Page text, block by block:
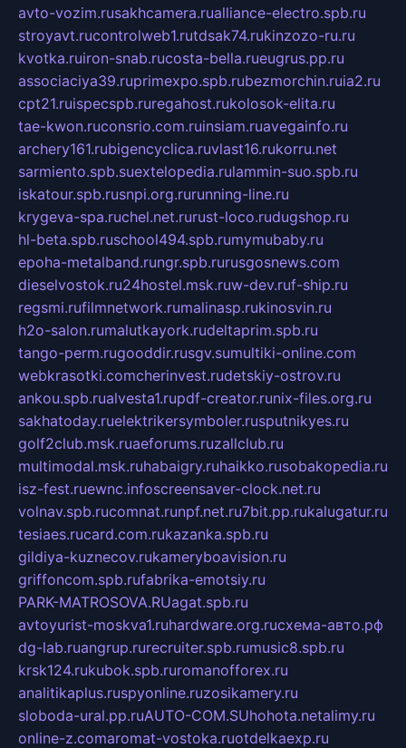
avto-vozim.rusakhcamera.rualliance-electro.spb.ru
stroyavt.rucontrolweb1.rutdsak74.rukinzozo-ru.ru
kvotka.ruiron-snab.rucosta-bella.rueugrus.pp.ru
associaciya39.ruprimexpo.spb.rubezmorchin.ruia2.ru
cpt21.ruispecspb.ruregahost.rukolosok-elita.ru
tae-kwon.ruconsrio.com.ruinsiam.ruavegainfo.ru
archery161.rubigencyclica.ruvlast16.rukorru.net
sarmiento.spb.suextelopedia.rulammin-suo.spb.ru
iskatour.spb.rusnpi.org.rurunning-line.ru
krygeva-spa.ruchel.net.rurust-loco.rudugshop.ru
hl-beta.spb.ruschool494.spb.rumymubaby.ru
epoha-metalband.rungr.spb.rurusgosnews.com
dieselvostok.ru24hostel.msk.ruw-dev.ruf-ship.ru
regsmi.rufilmnetwork.rumalinasp.rukinosvin.ru
h2o-salon.rumalutkayork.rudeltaprim.spb.ru
tango-perm.rugooddir.rusgv.sumultiki-online.com
webkrasotki.comcherinvest.rudetskiy-ostrov.ru
ankou.spb.rualvesta1.rupdf-creator.runix-files.org.ru
sakhatoday.ruelektrikersymboler.rusputnikyes.ru
golf2club.msk.ruaeforums.ruzallclub.ru
multimodal.msk.ruhabaigry.ruhaikko.rusobakopedia.ru
isz-fest.ruewnc.infoscreensaver-clock.net.ru
volnav.spb.rucomnat.runpf.net.ru7bit.pp.rukalugatur.ru
tesiaes.rucard.com.rukazanka.spb.ru
gildiya-kuznecov.rukameryboavision.ru
griffoncom.spb.rufabrika-emotsiy.ru
PARK-MATROSOVA.RUagat.spb.ru
avtoyurist-moskva1.ruhardware.org.ruсхема-авто.рф
dg-lab.ruangrup.rurecruiter.spb.rumusic8.spb.ru
krsk124.rukubok.spb.ruromanofforex.ru
analitikaplus.ruspyonline.ruzosikamery.ru
sloboda-ural.pp.ruAUTO-COM.SUhohota.netalimy.ru
online-z.comaromat-vostoka.ruotdelkaexp.ru